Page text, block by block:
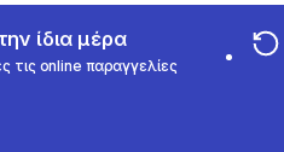
ίδια μέρα
τις online παραγγελίες